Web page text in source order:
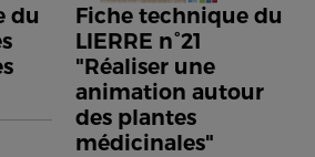
du
Fiche technique du
LIERRE n°21
"Réaliser une
animation autour
des plantes
médicinales"